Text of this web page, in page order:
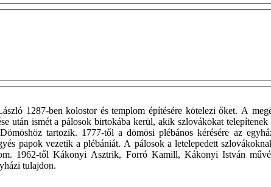
1287-ben kolostor és templom építésére kötelezi őket. A
ismét a pálosok birtokába kerül, akik szlovákokat telepítenek
tartozik. 1777-től a dömösi plébános kérésére az
papok vezetik a plébániát. A pálosok a letelepedett
1962-től Kákonyi Asztrik, Forró Kamill, Kákonyi István
tulajdon.